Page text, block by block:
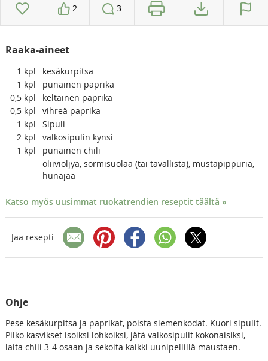
2 3
Raaka-aineet
1 kpl
kesäkurpitsa
1 kpl
punainen paprika
0,5 kpl
keltainen paprika
0,5 kpl
vihreä paprika
1 kpl
Sipuli
2 kpl
valkosipulin kynsi
1 kpl
punainen chili
oliiviöljyä, sormisuolaa (tai tavallista), mustapippuria,
hunajaa
Katso myös uusimmat ruokatrendien reseptit täältä »
Jaa resepti
Ohje
Pese kesäkurpitsa ja paprikat, poista siemenkodat. Kuori sipulit.
Pilko kasvikset isoiksi lohkoiksi, jätä valkosipulit kokonaisiksi,
laita chili 3-4 osaan ja sekoita kaikki uunipellillä maustaen.